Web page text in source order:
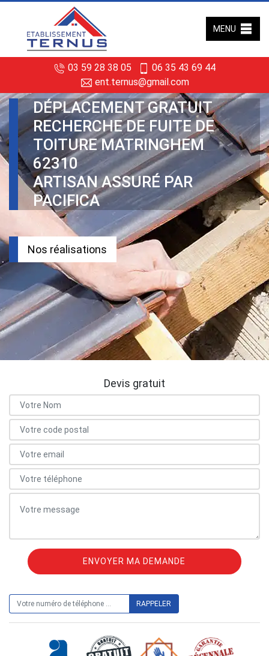
03 59 28 38 05
06 35 43 69 44
ent.ternus@gmail.com
MENU
DÉPLACEMENT GRATUIT
RECHERCHE DE FUITE DE
TOITURE MATRINGHEM
62310
ARTISAN ASSURÉ PAR
PACIFICA
Nos réalisations
Devis gratuit